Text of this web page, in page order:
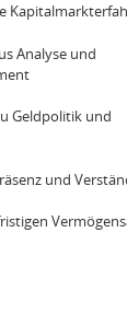
Analyse und
Geldpolitik und
und